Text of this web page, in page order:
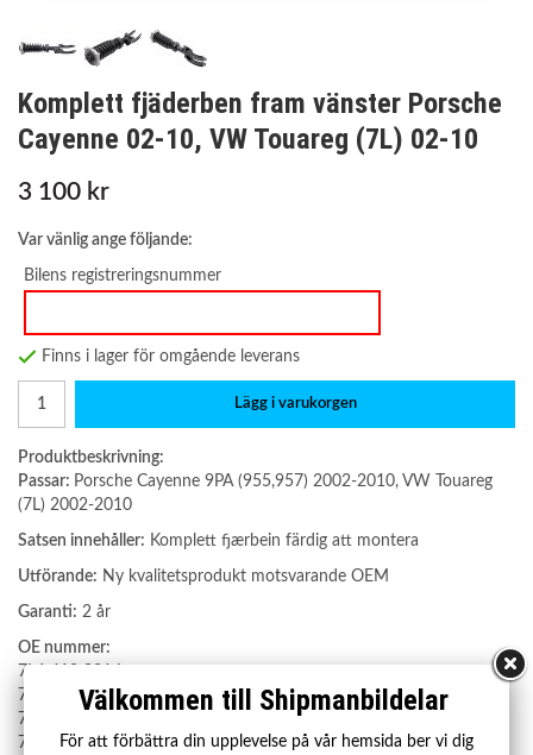
Komplett fjäderben fram vänster Porsche
Cayenne 02-10, VW Touareg (7L) 02-10
3 100 kr
Var vänlig ange följande:
Bilens registreringsnummer
Finns i lager för omgående leverans
Lägg i varukorgen
Produktbeskrivning:
Passar: Porsche Cayenne 9PA (955,957) 2002-2010, VW Touareg
(7L) 2002-2010
Satsen innehåller: Komplett fjærbein färdig att montera
Utförande: Ny kvalitetsprodukt motsvarande OEM
Garanti: 2 år
OE nummer:
7L6 413 031 L
7L6 413 031 N
7L6 413 031 S
7L6 413 031 T
Välkommen till Shipmanbildelar
För att förbättra din upplevelse på vår hemsida ber vi dig